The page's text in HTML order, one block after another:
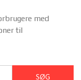
med
til